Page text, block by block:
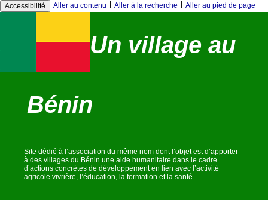
Accessibilité Aller au contenu Aller à la recherche Aller au pied de page
Un village au
Bénin
Site dédié à l’association du même nom dont l’objet est d’apporter
à des villages du Bénin une aide humanitaire dans le cadre
d’actions concrètes de développement en lien avec l’activité
agricole vivrière, l’éducation, la formation et la santé.